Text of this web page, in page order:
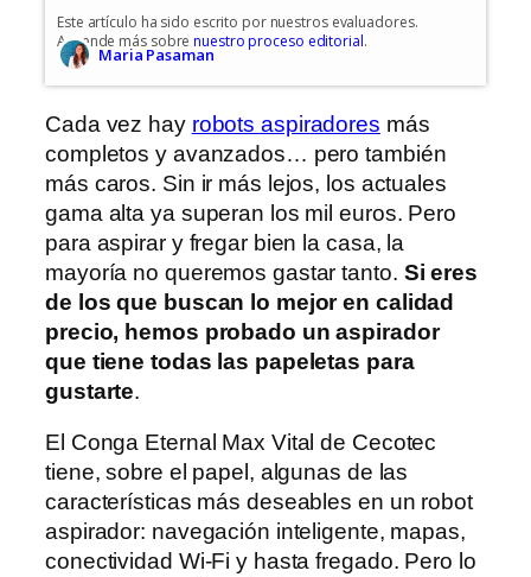
Este artículo ha sido escrito por nuestros evaluadores.
Aprende más sobrenuestro proceso editorial.
Maria Pasaman
Cada vez hay robots aspiradores más
completos y avanzados… pero también
más caros. Sin ir más lejos, los actuales
gama alta ya superan los mil euros. Pero
para aspirar y fregar bien la casa, la
mayoría no queremos gastar tanto. Si eres
de los que buscan lo mejor en calidad
precio, hemos probado un aspirador
que tiene todas las papeletas para
gustarte.
El Conga Eternal Max Vital de Cecotec
tiene, sobre el papel, algunas de las
características más deseables en un robot
aspirador: navegación inteligente, mapas,
conectividad Wi-Fi y hasta fregado. Pero lo